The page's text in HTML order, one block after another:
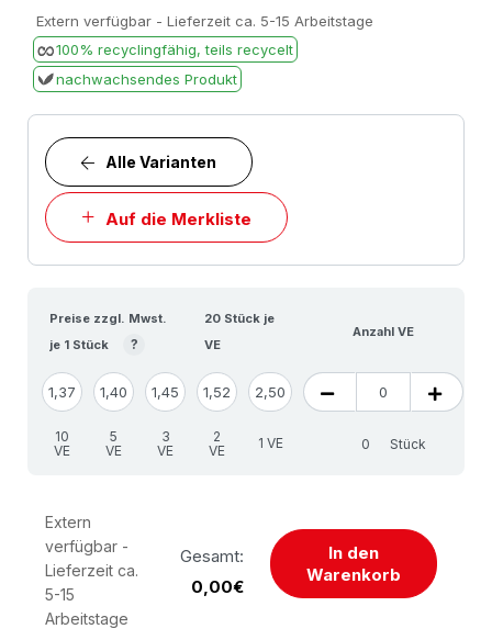
gallery
Extern verfügbar - Lieferzeit ca. 5-15 Arbeitstage
100% recyclingfähig, teils recycelt
nachwachsendes Produkt
Auf die Merkliste
Alle Varianten
Preise zzgl. Mwst.
je 1 Stück
?
20 Stück je
VE
Anzahl VE
1,37 1,40 1,45 1,52 2,50
10
VE
5
VE
3
VE
2
VE
1 VE Stück
Extern
verfügbar -
Lieferzeit ca.
5-15
Arbeitstage
Gesamt:
0,00€
In den
Warenkorb